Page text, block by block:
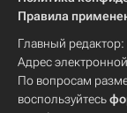
Правила
Главный редактор:
Адрес
По вопросам
воспользуйтесь